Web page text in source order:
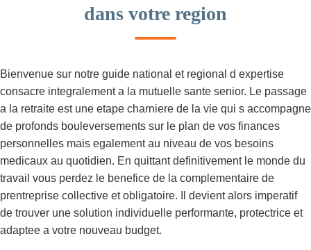
dans votre region
Bienvenue sur notre guide national et regional d expertise
consacre integralement a la mutuelle sante senior. Le passage
a la retraite est une etape charniere de la vie qui s accompagne
de profonds bouleversements sur le plan de vos finances
personnelles mais egalement au niveau de vos besoins
medicaux au quotidien. En quittant definitivement le monde du
travail vous perdez le benefice de la complementaire de
prentreprise collective et obligatoire. Il devient alors imperatif
de trouver une solution individuelle performante, protectrice et
adaptee a votre nouveau budget.